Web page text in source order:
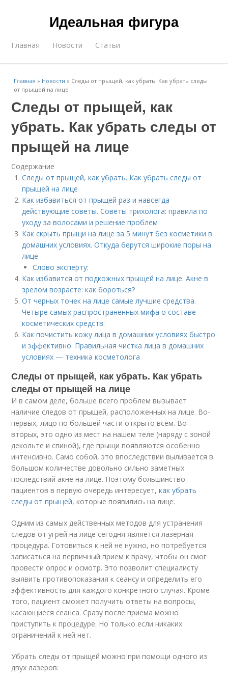
Идеальная фигура
Главная Новости Статьи
Главная » Новости » Следы от прыщей, как убрать. Как убрать следы
от прыщей на лице
Следы от прыщей, как
убрать. Как убрать следы от
прыщей на лице
Содержание
Следы от прыщей, как убрать. Как убрать следы от
прыщей на лице
Как избавиться от прыщей раз и навсегда
действующие советы. Советы трихолога: правила по
уходу за волосами и решение проблем
Как скрыть прыщи на лице за 5 минут без косметики в
домашних условиях. Откуда берутся широкие поры на
лице
Слово эксперту:
Как избавится от подкожных прыщей на лице. Акне в
зрелом возрасте: как бороться?
От черных точек на лице самые лучшие средства.
Четыре самых распространенных мифа о составе
косметических средств:
Как почистить кожу лица в домашних условиях быстро
и эффективно. Правильная чистка лица в домашних
условиях — техника косметолога
Следы от прыщей, как убрать. Как убрать
следы от прыщей на лице
И в самом деле, больше всего проблем вызывает
наличие следов от прыщей, расположенных на лице. Во-
первых, лицо по большей части открыто всем. Во-
вторых, это одно из мест на нашем теле (наряду с зоной
декольте и спиной), где прыщи появляются особенно
интенсивно. Само собой, это впоследствии выливается в
большом количестве довольно сильно заметных
последствий акне на лице. Поэтому большинство
пациентов в первую очередь интересует,как убрать
следы от прыщей, которые появились на лице.
Одним из самых действенных методов для устранения
следов от угрей на лице сегодня является лазерная
процедура. Готовиться к ней не нужно, но потребуется
записаться на первичный прием к врачу, чтобы он смог
провести опрос и осмотр. Это позволит специалисту
выявить противопоказания к сеансу и определить его
эффективность для каждого конкретного случая. Кроме
того, пациент сможет получить ответы на вопросы,
касающиеся сеанса. Сразу после приема можно
приступить к процедуре. Но только если никаких
ограничений к ней нет.
Убрать следы от прыщей можно при помощи одного из
двух лазеров: